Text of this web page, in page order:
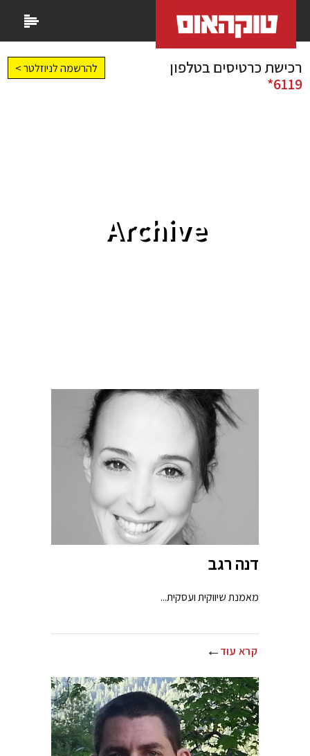
רכישת כרטיסים בטלפון
6119*
להרשמה לניוזלטר >
Archive
דנה רגב
מאמנת שיווקית ועסקית...
קרא עוד